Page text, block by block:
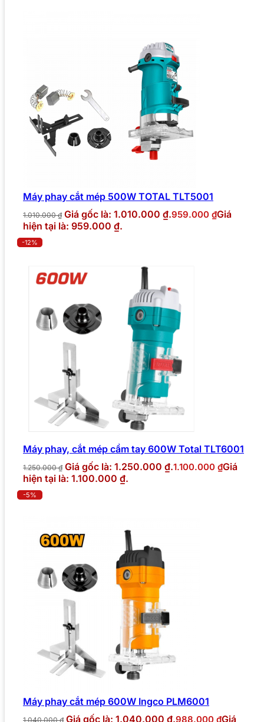
Máy phay cắt mép 500W TOTAL TLT5001
1.010.000₫ Giá gốc là: 1.010.000 ₫.959.000 ₫Giá
hiện tại là: 959.000 ₫.
-12%
Máy phay, cắt mép cầm tay 600W Total TLT6001
1.250.000₫ Giá gốc là: 1.250.000 ₫.1.100.000 ₫Giá
hiện tại là: 1.100.000 ₫.
-5%
Máy phay cắt mép 600W Ingco PLM6001
1.040.000₫ Giá gốc là: 1.040.000 ₫.988.000 ₫Giá